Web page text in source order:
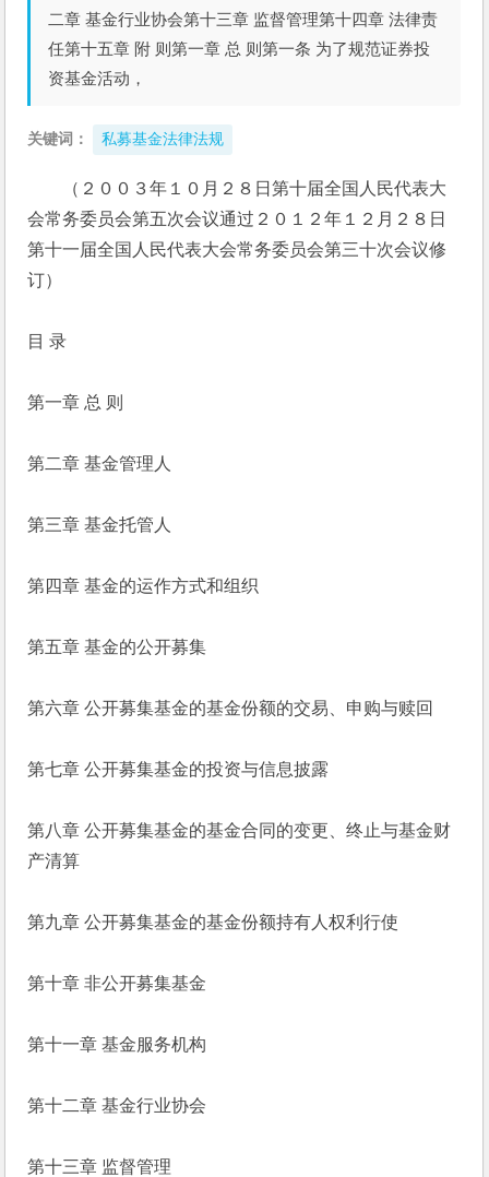
二章 基金行业协会第十三章 监督管理第十四章 法律责
任第十五章 附 则第一章 总 则第一条 为了规范证券投
资基金活动，
关键词： 私募基金法律法规
（２００３年１０月２８日第十届全国人民代表大
会常务委员会第五次会议通过２０１２年１２月２８日
第十一届全国人民代表大会常务委员会第三十次会议修
订）
目 录
第一章 总 则
第二章 基金管理人
第三章 基金托管人
第四章 基金的运作方式和组织
第五章 基金的公开募集
第六章 公开募集基金的基金份额的交易、申购与赎回
第七章 公开募集基金的投资与信息披露
第八章 公开募集基金的基金合同的变更、终止与基金财
产清算
第九章 公开募集基金的基金份额持有人权利行使
第十章 非公开募集基金
第十一章 基金服务机构
第十二章 基金行业协会
第十三章 监督管理